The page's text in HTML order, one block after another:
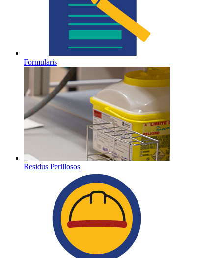
Formularis
Residus Perillosos